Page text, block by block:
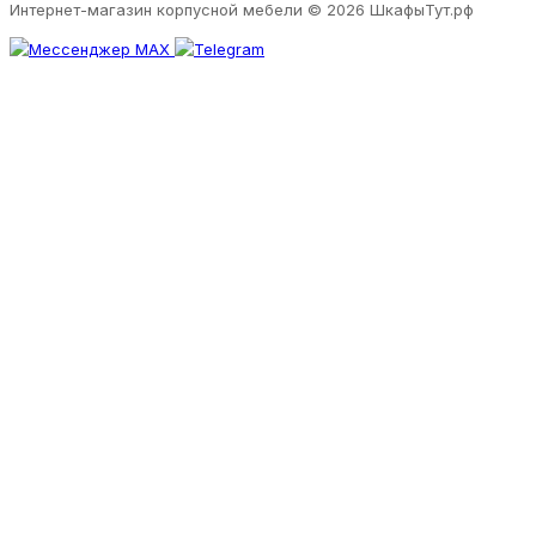
Интернет-магазин корпусной мебели © 2026 ШкафыТут.рф